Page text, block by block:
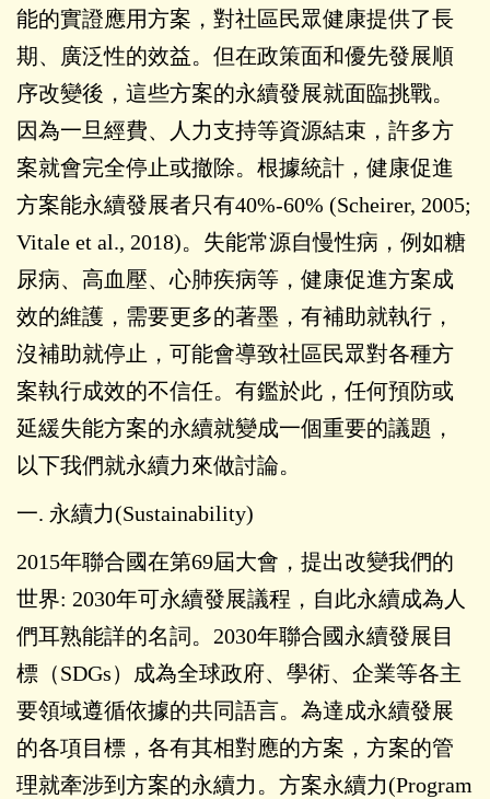
能的實證應用方案，對社區民眾健康提供了長
期、廣泛性的效益。但在政策面和優先發展順
序改變後，這些方案的永續發展就面臨挑戰。
因為一旦經費、人力支持等資源結束，許多方
案就會完全停止或撤除。根據統計，健康促進
方案能永續發展者只有40%-60% (Scheirer, 2005;
Vitale et al., 2018)。失能常源自慢性病，例如糖
尿病、高血壓、心肺疾病等，健康促進方案成
效的維護，需要更多的著墨，有補助就執行，
沒補助就停止，可能會導致社區民眾對各種方
案執行成效的不信任。有鑑於此，任何預防或
延緩失能方案的永續就變成一個重要的議題，
以下我們就永續力來做討論。
一. 永續力(Sustainability)
2015年聯合國在第69屆大會，提出改變我們的
世界: 2030年可永續發展議程，自此永續成為人
們耳熟能詳的名詞。2030年聯合國永續發展目
標（SDGs）成為全球政府、學術、企業等各主
要領域遵循依據的共同語言。為達成永續發展
的各項目標，各有其相對應的方案，方案的管
理就牽涉到方案的永續力。方案永續力(Program